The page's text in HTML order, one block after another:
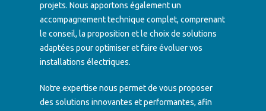
projets. Nous apportons également un
accompagnement technique complet, comprenant
le conseil, la proposition et le choix de solutions
adaptées pour optimiser et faire évoluer vos
installations électriques.
Notre expertise nous permet de vous proposer
des solutions innovantes et performantes, afin